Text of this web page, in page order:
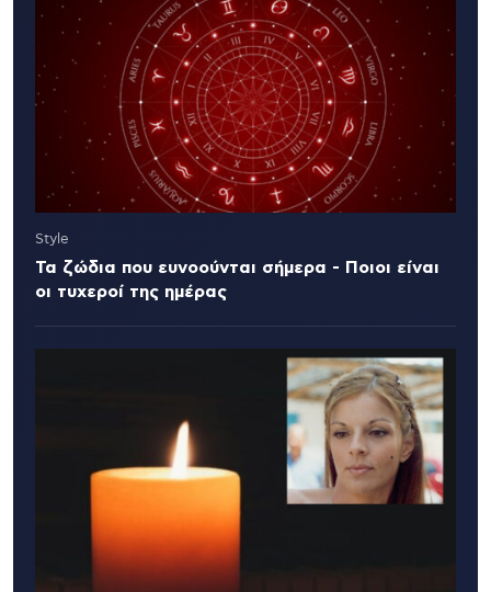
Style
Τα ζώδια που ευνοούνται σήμερα - Ποιοι είναι
οι τυχεροί της ημέρας